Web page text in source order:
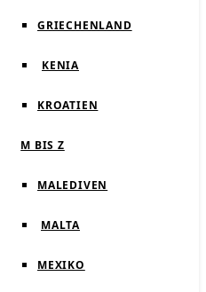
GRIECHENLAND
KENIA
KROATIEN
M BIS Z
MALEDIVEN
MALTA
MEXIKO